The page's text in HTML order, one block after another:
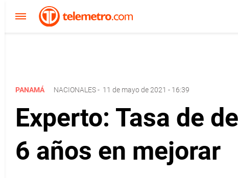
PANAMÁ NACIONALES- 11 de mayo de 2021 - 16:39
Experto: Tasa de
6 años en mejorar